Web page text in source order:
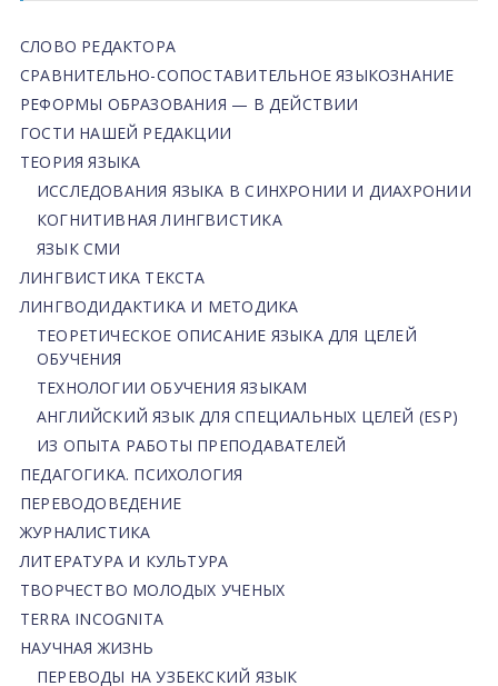
СЛОВО РЕДАКТОРА
СРАВНИТЕЛЬНО-СОПОСТАВИТЕЛЬНОЕ ЯЗЫКОЗНАНИЕ
РЕФОРМЫ ОБРАЗОВАНИЯ — В ДЕЙСТВИИ
ГОСТИ НАШЕЙ РЕДАКЦИИ
ТЕОРИЯ ЯЗЫКА
ИССЛЕДОВАНИЯ ЯЗЫКА В СИНХРОНИИ И ДИАХРОНИИ
КОГНИТИВНАЯ ЛИНГВИСТИКА
ЯЗЫК СМИ
ЛИНГВИСТИКА ТЕКСТА
ЛИНГВОДИДАКТИКА И МЕТОДИКА
ТЕОРЕТИЧЕСКОЕ ОПИСАНИЕ ЯЗЫКА ДЛЯ ЦЕЛЕЙ
ОБУЧЕНИЯ
ТЕХНОЛОГИИ ОБУЧЕНИЯ ЯЗЫКАМ
АНГЛИЙСКИЙ ЯЗЫК ДЛЯ СПЕЦИАЛЬНЫХ ЦЕЛЕЙ (ESP)
ИЗ ОПЫТА РАБОТЫ ПРЕПОДАВАТЕЛЕЙ
ПЕДАГОГИКА. ПСИХОЛОГИЯ
ПЕРЕВОДОВЕДЕНИЕ
ЖУРНАЛИСТИКА
ЛИТЕРАТУРА И КУЛЬТУРА
ТВОРЧЕСТВО МОЛОДЫХ УЧЕНЫХ
TERRA INCOGNITA
НАУЧНАЯ ЖИЗНЬ
ПЕРЕВОДЫ НА УЗБЕКСКИЙ ЯЗЫК